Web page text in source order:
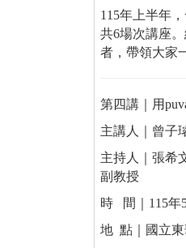
115年上半年
共6場次講座
者，帶領大家
第四講｜用
主講人｜曾子
主持人｜張希
副教授
時 間｜115年
地 點｜國立